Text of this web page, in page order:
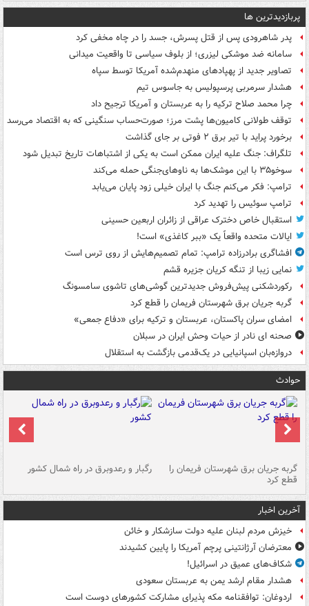
پربازدیدترین ها
پدر شاهرودی پس از قتل پسرش، جسد را در چاه مخفی کرد
سامانه ضد موشکی لیزری؛ از بلوف سیاسی تا واقعیت میدانی
تصاویر جدید از پهپادهای منهدم‌شده آمریکا توسط سپاه
هشدار سرمربی پرسپولیس به جاسوس تیم
چرا محمد صلاح ترکیه را به عربستان و آمریکا ترجیح داد
توقف طولانی کامیون‌ها پشت مرز؛ صورت‌حساب سنگینی که به اقتصاد می‌رسد
برخورد پراید با تیر برق ۲ فوتی بر جای گذاشت
تلگراف: جنگ علیه ایران ممکن است به یکی از اشتباهات تاریخ تبدیل شود
سوخو۳۵ با این موشک‌ها به ناوهای‌جنگی حمله می‌کند
ترامپ: فکر می‌کنم جنگ با ایران خیلی زود پایان می‌یابد
ترامپ سوئیس را تهدید کرد
استقبال خاص دخترک عراقی از زائران اربعین حسینی
ایالات متحده واقعاً یک «ببر کاغذی» است!
افشاگری برادرزاده ترامپ: تمام تصمیم‌هایش از روی ترس است
نمایی زیبا از تنگه کریان جزیره قشم
رکوردشکنی پیش‌فروش جدیدترین گوشی‌های تاشوی سامسونگ
گربه جریان برق شهرستان فریمان را قطع کرد
امضای سران پاکستان، عربستان و ترکیه برای «دفاع جمعی»
صحنه ای نادر از حیات وحش ایران در سبلان
دروازه‌بان اسپانیایی در یک‌قدمی بازگشت به استقلال
حوادث
گربه جریان برق شهرستان فریمان را
قطع کرد
رگبار و رعدوبرق در راه شمال کشور
آخرین اخبار
خیزش مردم لبنان علیه دولت سازشکار و خائن
معترضان آرژانتینی پرچم آمریکا را پایین کشیدند
شکاف‌های عمیق در اسرائیل!
هشدار مقام ارشد یمن به عربستان سعودی
اردوغان: توافقنامه مکه پذیرای مشارکت کشورهای دوست است